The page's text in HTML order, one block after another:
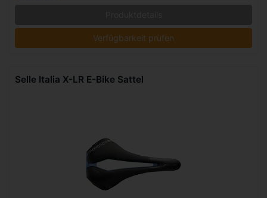
Verfügbarkeit prüfen
Selle Italia X-LR E-Bike Sattel